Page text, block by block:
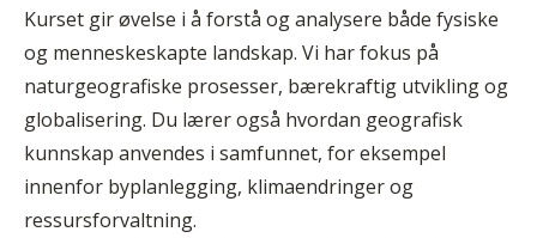
Kurset gir øvelse i å forstå og analysere både fysiske
og menneskeskapte landskap. Vi har fokus på
naturgeografiske prosesser, bærekraftig utvikling og
globalisering. Du lærer også hvordan geografisk
kunnskap anvendes i samfunnet, for eksempel
innenfor byplanlegging, klimaendringer og
ressursforvaltning.